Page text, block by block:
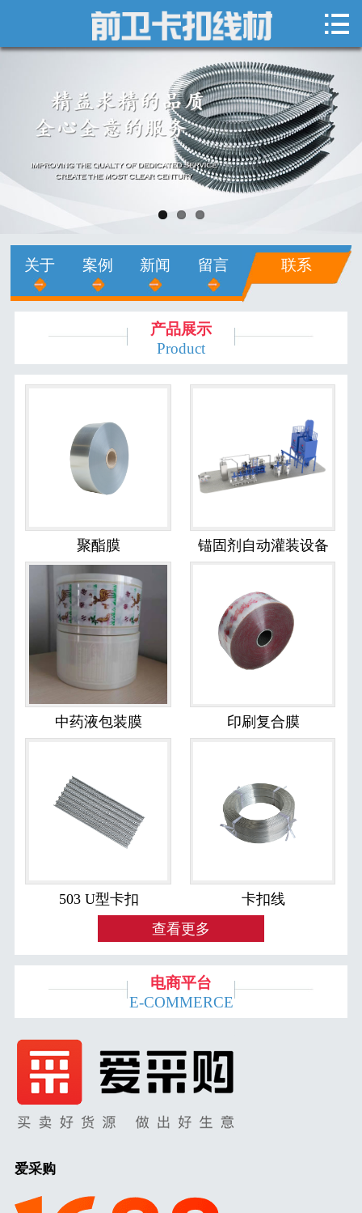
 网站首页
关于我们
新闻中心
产品展示
销售网络
在线留言
联系我们

关于 案例 新闻 留言 联系
产品展示
Product
聚酯膜 锚固剂自动灌装设备
中药液包装膜 印刷复合膜
503 U型卡扣
卡扣线
查看更多
电商平台
E-COMMERCE
爱采购